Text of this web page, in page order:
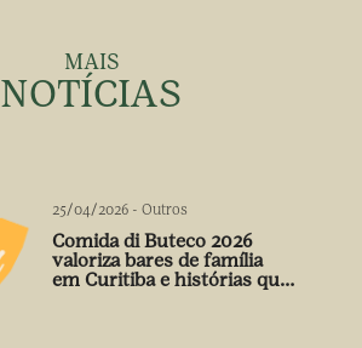
MAIS
NOTÍCIAS
25/04/2026 - Outros
Comida di Buteco 2026
valoriza bares de família
em Curitiba e histórias que